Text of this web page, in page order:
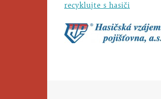
recyklujte s hasiči